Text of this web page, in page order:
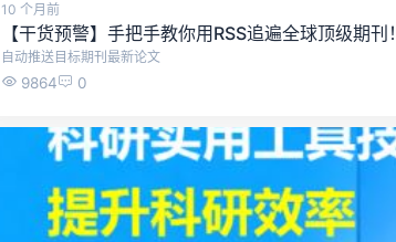
10 个月前
【干货预警】手把手教你用RSS追遍全球顶级期刊！
自动推送目标期刊最新论文
9864 0